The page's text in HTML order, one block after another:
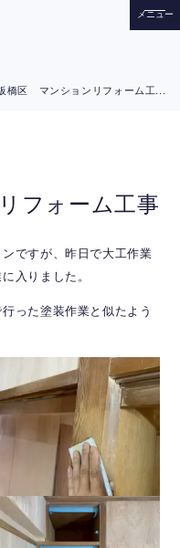
メニュー
橋区 マンションリフォーム工...
フォーム工事
ですが、昨日で大工作業
入りました。
った塗装作業と似たよう